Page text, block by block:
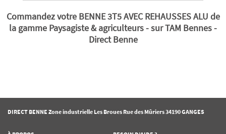
Commandez votre BENNE 3T5 AVEC REHAUSSES ALU de
la gamme Paysagiste & agriculteurs - sur TAM Bennes -
Direct Benne
DIRECT BENNE Zone industrielle Les Broues Rue des Mûriers 34190 GANGES